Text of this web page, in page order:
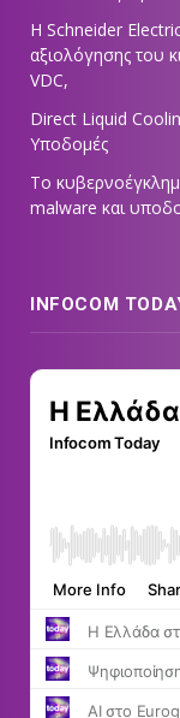
Η Schneider
αξιολόγησης του
VDC,
Direct Liquid
Υποδομές
Το
malware και
INFOCOM